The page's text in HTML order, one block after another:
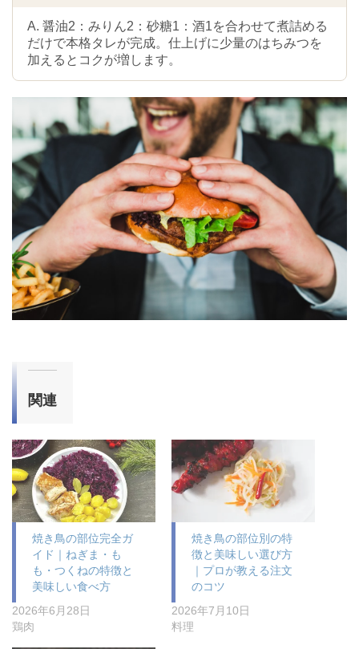
A. 醤油2：みりん2：砂糖1：酒1を合わせて煮詰める
だけで本格タレが完成。仕上げに少量のはちみつを
加えるとコクが増します。
関連
焼き鳥の部位完全ガ
イド｜ねぎま・も
も・つくねの特徴と
美味しい食べ方
2026年6月28日
鶏肉
焼き鳥の部位別の特
徴と美味しい選び方
｜プロが教える注文
のコツ
2026年7月10日
料理